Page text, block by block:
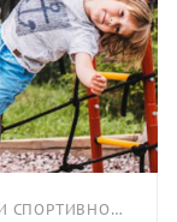
ИНФОРМАЦИЯ ОБ УЛИЧНОМ ИГРОВОМ И СПОРТИВНОМ ОБОРУДОВАНИИ